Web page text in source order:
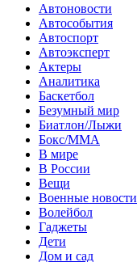
Автоновости
Автособытия
Автоспорт
Автоэксперт
Актеры
Аналитика
Баскетбол
Безумный мир
Биатлон/Лыжи
Бокс/MMA
В мире
В России
Вещи
Военные новости
Волейбол
Гаджеты
Дети
Дом и сад